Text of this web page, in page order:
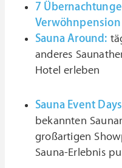
7
Verwöhnpension
Sauna Around:
anderes
Hotel erleben
Sauna Event
bekannten
großartigen
Sauna-Erlebnis